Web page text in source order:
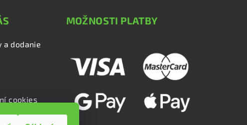
a dodanie
cookies
MOŽNOSTI PLATBY